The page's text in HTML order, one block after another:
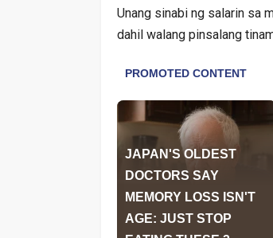
Unang sinabi ng salarin sa
dahil walang pinsalang